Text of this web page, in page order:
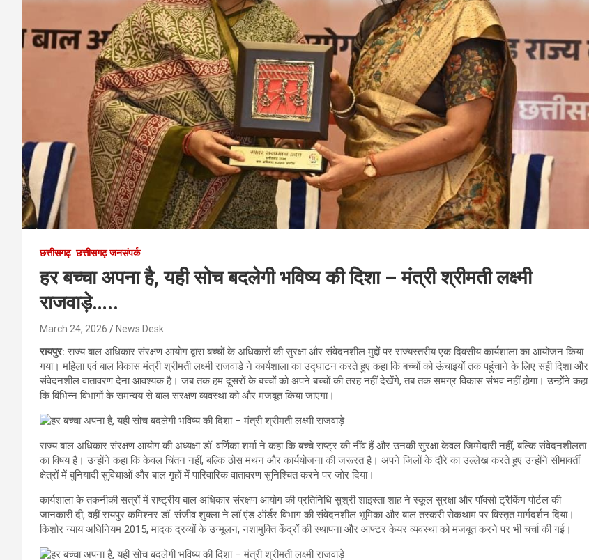
छत्तीसगढ़ छत्तीसगढ़ जनसंपर्क
हर बच्चा अपना है, यही सोच बदलेगी भविष्य की दिशा – मंत्री श्रीमती लक्ष्मी
राजवाड़े…..
March 24, 2026 News Desk
रायपुर:राज्य बाल अधिकार संरक्षण आयोग द्वारा बच्चों के अधिकारों की सुरक्षा और संवेदनशील मुद्दों पर राज्यस्तरीय एक दिवसीय कार्यशाला का आयोजन किया
गया। महिला एवं बाल विकास मंत्री श्रीमती लक्ष्मी राजवाड़े ने कार्यशाला का उद्घाटन करते हुए कहा कि बच्चों को ऊंचाइयों तक पहुंचाने के लिए सही दिशा और
संवेदनशील वातावरण देना आवश्यक है। जब तक हम दूसरों के बच्चों को अपने बच्चों की तरह नहीं देखेंगे, तब तक समग्र विकास संभव नहीं होगा। उन्होंने कहा
कि विभिन्न विभागों के समन्वय से बाल संरक्षण व्यवस्था को और मजबूत किया जाएगा।
राज्य बाल अधिकार संरक्षण आयोग की अध्यक्षा डॉ. वर्णिका शर्मा ने कहा कि बच्चे राष्ट्र की नींव हैं और उनकी सुरक्षा केवल जिम्मेदारी नहीं, बल्कि संवेदनशीलता
का विषय है। उन्होंने कहा कि केवल चिंतन नहीं, बल्कि ठोस मंथन और कार्ययोजना की जरूरत है। अपने जिलों के दौरे का उल्लेख करते हुए उन्होंने सीमावर्ती
क्षेत्रों में बुनियादी सुविधाओं और बाल गृहों में पारिवारिक वातावरण सुनिश्चित करने पर जोर दिया।
कार्यशाला के तकनीकी सत्रों में राष्ट्रीय बाल अधिकार संरक्षण आयोग की प्रतिनिधि सुश्री शाइस्ता शाह ने स्कूल सुरक्षा और पॉक्सो ट्रैकिंग पोर्टल की
जानकारी दी, वहीं रायपुर कमिश्नर डॉ. संजीव शुक्ला ने लॉ एंड ऑर्डर विभाग की संवेदनशील भूमिका और बाल तस्करी रोकथाम पर विस्तृत मार्गदर्शन दिया।
किशोर न्याय अधिनियम 2015, मादक द्रव्यों के उन्मूलन, नशामुक्ति केंद्रों की स्थापना और आफ्टर केयर व्यवस्था को मजबूत करने पर भी चर्चा की गई।